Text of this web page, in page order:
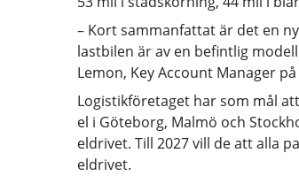
– Kort sammanfattat är det en
lastbilen är av en befintlig
Lemon, Key Account Manager
Logistikföretaget har som mål
el i Göteborg, Malmö och
eldrivet. Till 2027 vill de att alla
eldrivet.